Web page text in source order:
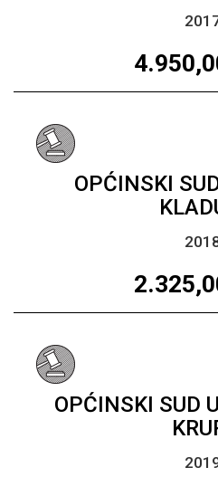
OPĆINSKI
OPĆINSKI SUD